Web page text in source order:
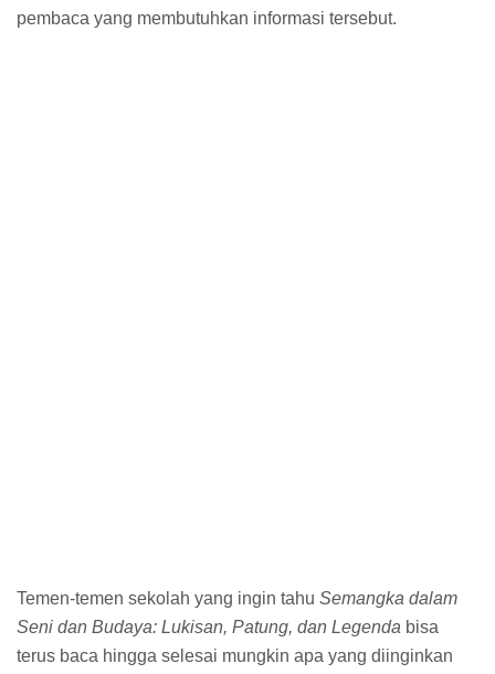
pembaca yang membutuhkan informasi tersebut.
Temen-temen sekolah yang ingin tahu Semangka dalam
Seni dan Budaya: Lukisan, Patung, dan Legenda bisa
terus baca hingga selesai mungkin apa yang diinginkan